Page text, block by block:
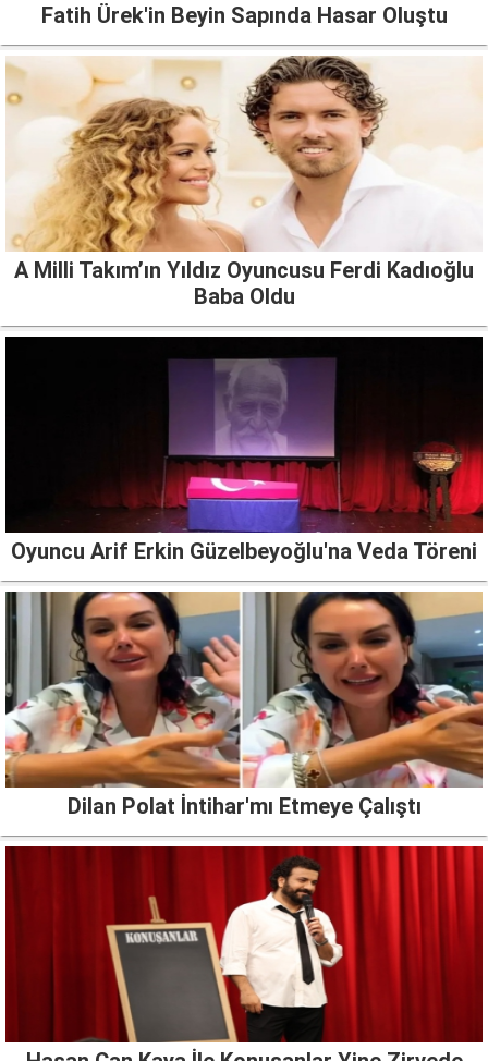
Fatih Ürek'in Beyin Sapında Hasar Oluştu
A Milli Takım’ın Yıldız Oyuncusu Ferdi Kadıoğlu
Baba Oldu
Oyuncu Arif Erkin Güzelbeyoğlu'na Veda Töreni
Dilan Polat İntihar'mı Etmeye Çalıştı